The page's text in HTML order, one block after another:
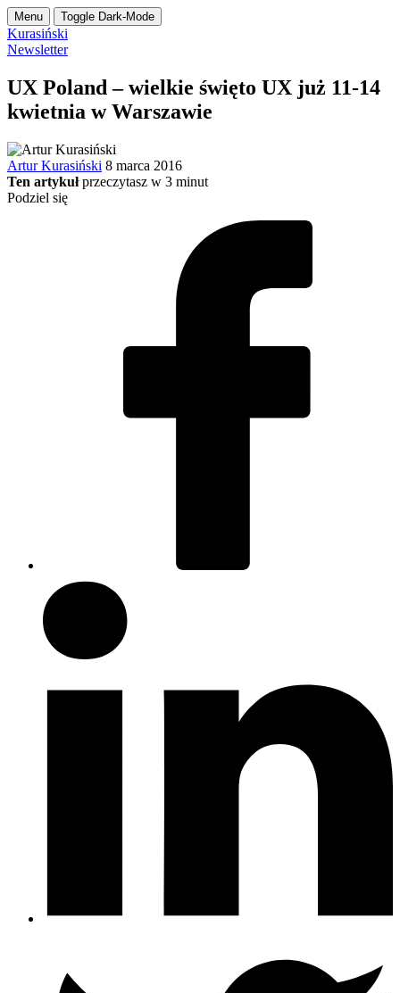
Menu Toggle Dark-Mode
Kurasiński
Newsletter
UX Poland – wielkie święto UX już 11-14
kwietnia w Warszawie
Artur Kurasiński 8 marca 2016
Ten artykuł przeczytasz w 3 minut
Podziel się